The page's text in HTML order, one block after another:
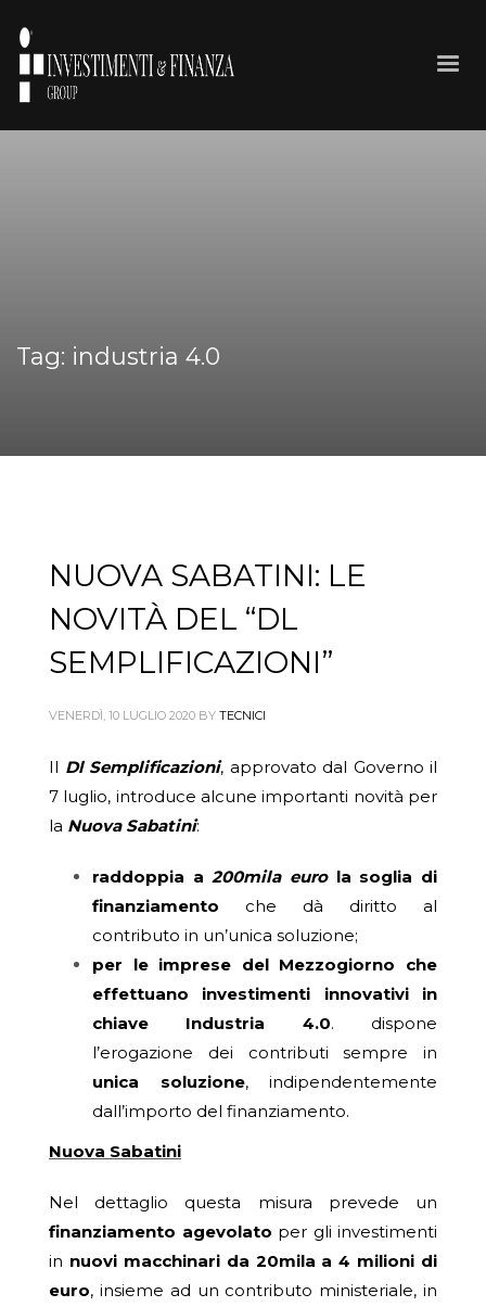
Tag: industria 4.0
NUOVA SABATINI: LE
NOVITÀ DEL “DL
SEMPLIFICAZIONI”
VENERDÌ, 10 LUGLIO 2020 BY TECNICI
Il Dl Semplificazioni, approvato dal Governo il
7 luglio, introduce alcune importanti novità per
la Nuova Sabatini:
raddoppia a200mila eurola soglia di
finanziamento che dà diritto al
contributo in un’unica soluzione;
per le imprese del Mezzogiorno che
effettuano investimenti innovativi in
chiave Industria 4.0. dispone
l’erogazione dei contributi sempre in
unica soluzione, indipendentemente
dall’importo del finanziamento.
Nuova Sabatini
Nel dettaglio questa misura prevede un
finanziamento agevolato per gli investimenti
in nuovi macchinari da 20mila a 4 milioni di
euro, insieme ad un contributo ministeriale, in